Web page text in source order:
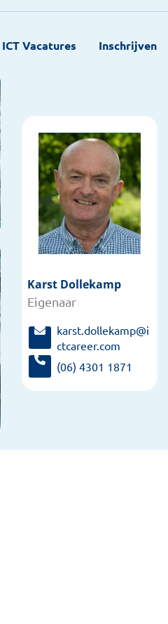
ICT Vacatures Inschrijven
Meer
informatie
over:
Dollekamp
Karst Dollekamp
Eigenaar
karst.dollekamp@i
ctcareer.com
S
t
u
e
(06) 4301 1871